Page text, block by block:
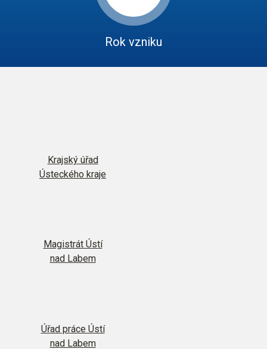
Rok vzniku
Krajský úřad
Ústeckého kraje
Magistrát Ústí
nad Labem
Úřad práce Ústí
nad Labem